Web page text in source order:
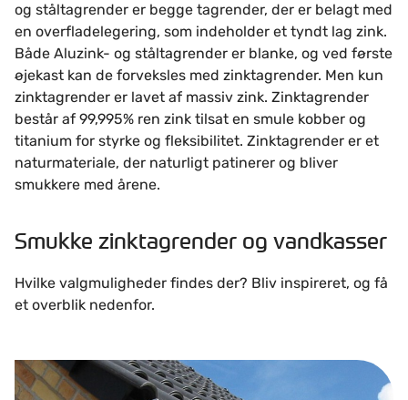
og ståltagrender er begge tagrender, der er belagt med
en overfladelegering, som indeholder et tyndt lag zink.
Både Aluzink- og ståltagrender er blanke, og ved første
øjekast kan de forveksles med zinktagrender. Men kun
zinktagrender er lavet af massiv zink. Zinktagrender
består af 99,995% ren zink tilsat en smule kobber og
titanium for styrke og fleksibilitet. Zinktagrender er et
naturmateriale, der naturligt patinerer og bliver
smukkere med årene.
Smukke zinktagrender og vandkasser
Hvilke valgmuligheder findes der? Bliv inspireret, og få
et overblik nedenfor.